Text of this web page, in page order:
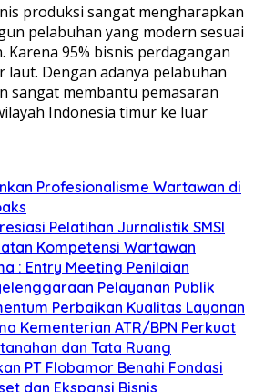
produksi sangat mengharapkan
pelabuhan yang modern sesuai
Karena 95% bisnis perdagangan
laut. Dengan adanya pelabuhan
sangat membantu pemasaran
Indonesia timur ke luar
Profesionalisme Wartawan di
Pelatihan Jurnalistik SMSI
Kompetensi Wartawan
: Entry Meeting Penilaian
Pelayanan Publik
Perbaikan Kualitas Layanan
Kementerian ATR/BPN Perkuat
dan Tata Ruang
PT Flobamor Benahi Fondasi
dan Ekspansi Bisnis